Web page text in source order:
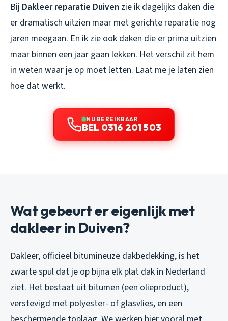
Bij Dakleer reparatie Duiven zie ik dagelijks daken die
er dramatisch uitzien maar met gerichte reparatie nog
jaren meegaan. En ik zie ook daken die er prima uitzien
maar binnen een jaar gaan lekken. Het verschil zit hem
in weten waar je op moet letten. Laat me je laten zien
hoe dat werkt.
NU BEREIKBAAR
BEL 0316 201 503
Wat gebeurt er eigenlijk met
dakleer in Duiven?
Dakleer, officieel bitumineuze dakbedekking, is het
zwarte spul dat je op bijna elk plat dak in Nederland
ziet. Het bestaat uit bitumen (een olieproduct),
verstevigd met polyester- of glasvlies, en een